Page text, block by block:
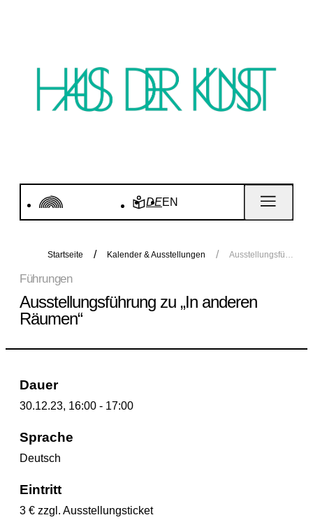
DEEN
Startseite Kalender & Ausstellungen Ausstellungsführung zu „In anderen Räumen“
Führungen
Ausstellungsführung zu „In anderen
Räumen“
Dauer
30.12.23, 16:00 - 17:00
Sprache
Deutsch
Eintritt
3 € zzgl. Ausstellungsticket